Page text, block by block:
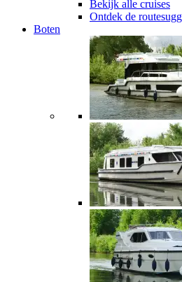
Bekijk alle cruises
Ontdek de
Boten